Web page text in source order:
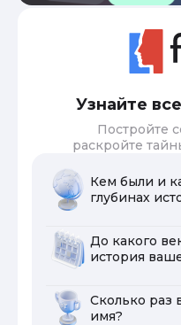
Узнайте
Постройте
раскройте
Кем были и
глубинах
До какого
история
Сколько раз
имя?